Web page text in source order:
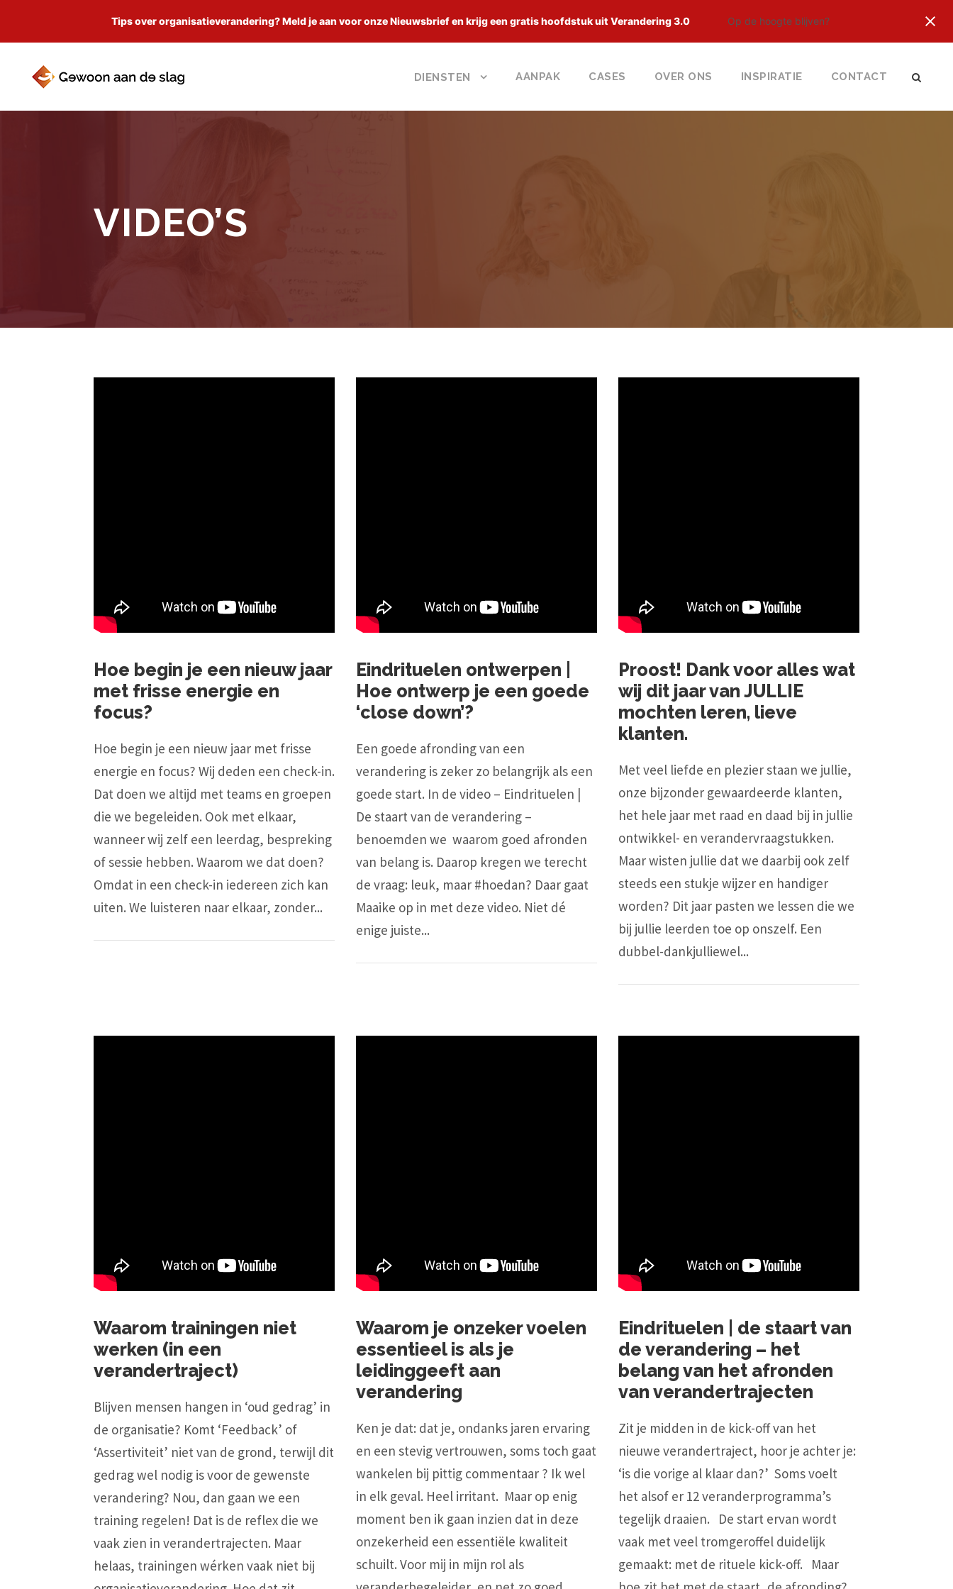
Tips over organisatieverandering? Meld je aan voor onze Nieuwsbrief en krijg een gratis hoofdstuk uit Verandering 3.0 Op de hoogte blijven?
DIENSTEN AANPAK CASES OVER ONS INSPIRATIE CONTACT
VIDEO’S
Hoe begin je een nieuw jaar
met frisse energie en
focus?
Hoe begin je een nieuw jaar met frisse
energie en focus? Wij deden een check-in.
Dat doen we altijd met teams en groepen
die we begeleiden. Ook met elkaar,
wanneer wij zelf een leerdag, bespreking
of sessie hebben. Waarom we dat doen?
Omdat in een check-in iedereen zich kan
uiten. We luisteren naar elkaar, zonder...
Eindrituelen ontwerpen |
Hoe ontwerp je een goede
‘close down’?
Een goede afronding van een
verandering is zeker zo belangrijk als een
goede start. In de video – Eindrituelen |
De staart van de verandering –
benoemden we waarom goed afronden
van belang is. Daarop kregen we terecht
de vraag: leuk, maar #hoedan? Daar gaat
Maaike op in met deze video. Niet dé
enige juiste...
Proost! Dank voor alles wat
wij dit jaar van JULLIE
mochten leren, lieve
klanten.
Met veel liefde en plezier staan we jullie,
onze bijzonder gewaardeerde klanten,
het hele jaar met raad en daad bij in jullie
ontwikkel- en verandervraagstukken.
Maar wisten jullie dat we daarbij ook zelf
steeds een stukje wijzer en handiger
worden? Dit jaar pasten we lessen die we
bij jullie leerden toe op onszelf. Een
dubbel-dankjulliewel...
Waarom trainingen niet
werken (in een
verandertraject)
Blijven mensen hangen in ‘oud gedrag’ in
de organisatie? Komt ‘Feedback’ of
‘Assertiviteit’ niet van de grond, terwijl dit
gedrag wel nodig is voor de gewenste
verandering? Nou, dan gaan we een
training regelen! Dat is de reflex die we
vaak zien in verandertrajecten. Maar
helaas, trainingen wérken vaak niet bij
Waarom je onzeker voelen
essentieel is als je
leidinggeeft aan
verandering
Ken je dat: dat je, ondanks jaren ervaring
en een stevig vertrouwen, soms toch gaat
wankelen bij pittig commentaar ? Ik wel
in elk geval. Heel irritant. Maar op enig
moment ben ik gaan inzien dat in deze
onzekerheid een essentiële kwaliteit
schuilt. Voor mij in mijn rol als
Eindrituelen | de staart van
de verandering – het
belang van het afronden
van verandertrajecten
Zit je midden in de kick-off van het
nieuwe verandertraject, hoor je achter je:
‘is die vorige al klaar dan?’ Soms voelt
het alsof er 12 veranderprogramma’s
tegelijk draaien. De start ervan wordt
vaak met veel tromgeroffel duidelijk
gemaakt: met de rituele kick-off. Maar